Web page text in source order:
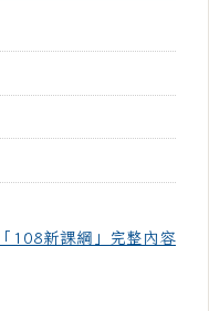
108新課綱」完整內容